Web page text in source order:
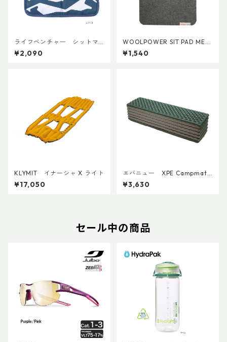
ライフベンチャー シットマ
ット
¥2,090
WOOLPOWER SIT PAD MEDI
UM
¥1,540
KLYMIT イナーシャ X ライト
¥17,050
エバニュー XPE Campmat
EBA550
¥3,630
セール中の商品